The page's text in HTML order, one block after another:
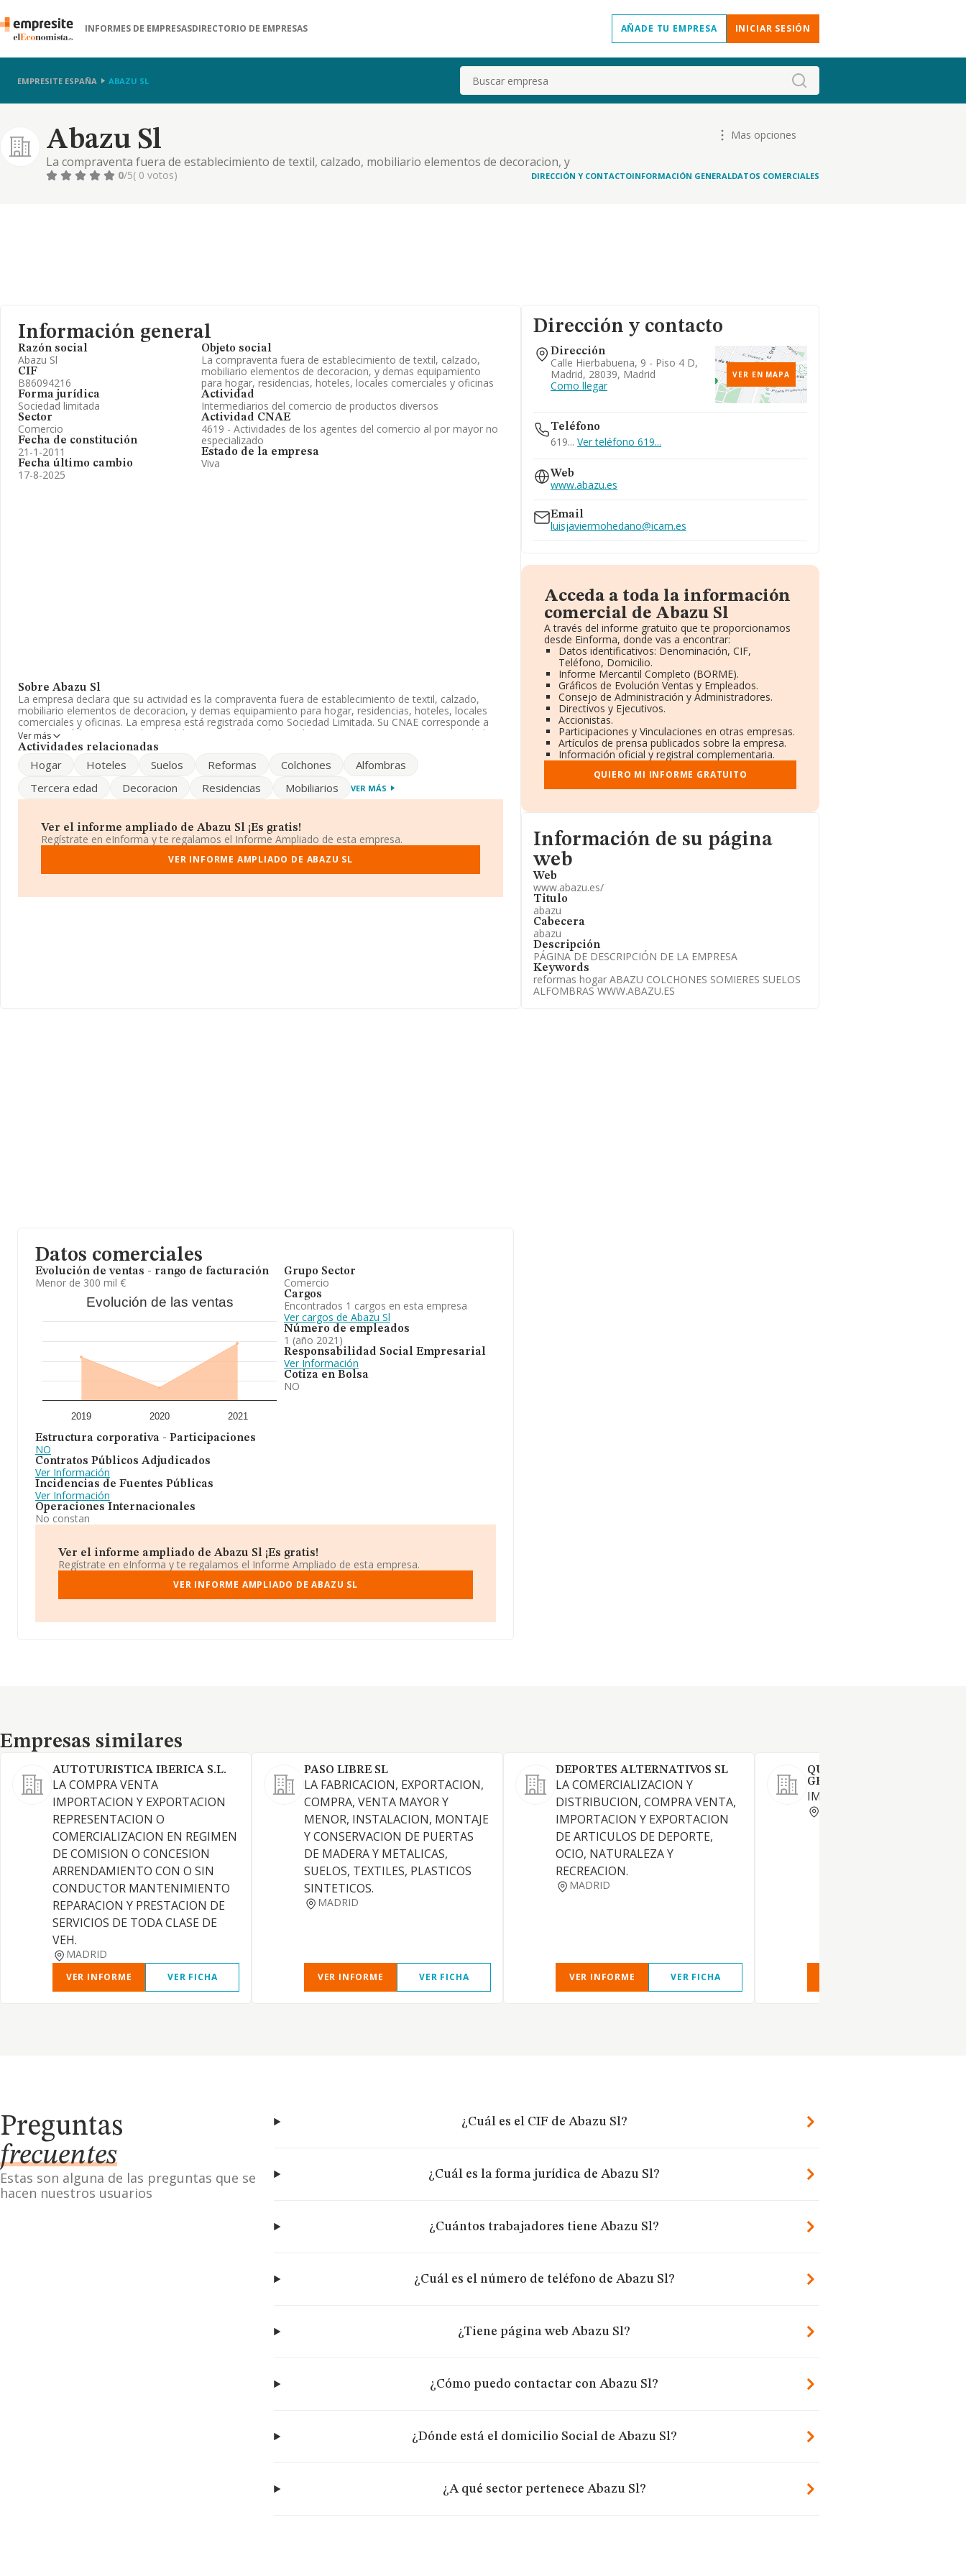
INFORMES DE EMPRESASDIRECTORIO DE EMPRESAS AÑADE TU EMPRESA INICIAR SESIÓN
EMPRESITE ESPAÑA ABAZU SL Buscar
Abazu Sl
La compraventa fuera de establecimiento de textil, calzado, mobiliario elementos de decoracion, y
demas equipamiento para hogar, residencias, hoteles, locales comerciales y oficinas
Mas opciones
0/5( 0 votos) DIRECCIÓN Y CONTACTOINFORMACIÓN GENERALDATOS COMERCIALES
Información general
Razón social
Abazu Sl
CIF
B86094216
Forma jurídica
Sociedad limitada
Sector
Comercio
Fecha de constitución
21-1-2011
Fecha último cambio
17-8-2025
Objeto social
La compraventa fuera de establecimiento de textil, calzado,
mobiliario elementos de decoracion, y demas equipamiento
para hogar, residencias, hoteles, locales comerciales y oficinas
Actividad
Intermediarios del comercio de productos diversos
Actividad CNAE
4619 - Actividades de los agentes del comercio al por mayor no
especializado
Estado de la empresa
Viva
Sobre Abazu Sl
La empresa declara que su actividad es la compraventa fuera de establecimiento de textil, calzado,
mobiliario elementos de decoracion, y demas equipamiento para hogar, residencias, hoteles, locales
comerciales y oficinas. La empresa está registrada como Sociedad Limitada. Su CNAE corresponde a
4619 con código 'Intermediarios del comercio de productos diversos'. La empresa no tiene actividad en
mercados exteriores.
Atendiendo a los datos disponibles en INFORMA, el número de empleados de la compañía ha estado
Su email esluisjaviermohedano@icam.es. Para saber más puedes acceder a su página web en este
La compañíaAbazu S.L, con NIF B86094216, tiene domicilio fiscal en Calle Hierbabuena núm. 9 Piso 4
D, (28039), en el municipio de Madrid, Madrid.
En base a la información de la que dispone INFORMA sobre 35.522 compañías, la facturación en el
todas las compañías asciende a los 420 mil euros. Respecto a la información de la provincia (hablamos
Ver más
Actividades relacionadas
Hogar Hoteles Suelos Reformas Colchones
Alfombras
Tercera edad
Decoracion Residencias Mobiliarios VER MÁS
Ver el informe ampliado de Abazu Sl ¡Es gratis!
Regístrate en eInforma y te regalamos el Informe Ampliado de esta empresa.
VER INFORME AMPLIADO DE ABAZU SL
Dirección y contacto
Dirección
Calle Hierbabuena, 9 - Piso 4 D,
Madrid, 28039, Madrid
Como llegar
VER EN MAPA
Teléfono
619...Ver teléfono 619...
Web
www.abazu.es
Email
luisjaviermohedano@icam.es
Acceda a toda la información
comercial de Abazu Sl
A través del informe gratuito que te proporcionamos
desde Einforma, donde vas a encontrar:
Datos identificativos: Denominación, CIF,
Teléfono, Domicilio.
Informe Mercantil Completo (BORME).
Gráficos de Evolución Ventas y Empleados.
Consejo de Administración y Administradores.
Directivos y Ejecutivos.
Accionistas.
Participaciones y Vinculaciones en otras empresas.
Artículos de prensa publicados sobre la empresa.
Información oficial y registral complementaria.
QUIERO MI INFORME GRATUITO
Informacion de su página web
Información de su página
web
Web
www.abazu.es/
Titulo
abazu
Cabecera
abazu
Descripción
PÁGINA DE DESCRIPCIÓN DE LA EMPRESA
Keywords
reformas hogar ABAZU COLCHONES SOMIERES SUELOS
ALFOMBRAS WWW.ABAZU.ES
Datos comerciales
Evolución de ventas - rango de facturación
Menor de 300 mil €
Evolución de las ventas
2019 2020 2021
Estructura corporativa - Participaciones
NO
Contratos Públicos Adjudicados
Ver Información
Incidencias de Fuentes Públicas
Ver Información
Operaciones Internacionales
No constan
Grupo Sector
Comercio
Cargos
Encontrados 1 cargos en esta empresa
Ver cargos de Abazu Sl
Número de empleados
1 (año 2021)
Responsabilidad Social Empresarial
Ver Información
Cotiza en Bolsa
NO
Ver el informe ampliado de Abazu Sl ¡Es gratis!
Regístrate en eInforma y te regalamos el Informe Ampliado de esta empresa.
VER INFORME AMPLIADO DE ABAZU SL
Empresas similares
Empresas similares
AUTOTURISTICA IBERICA S.L.
LA COMPRA VENTA
IMPORTACION Y EXPORTACION
REPRESENTACION O
COMERCIALIZACION EN REGIMEN
DE COMISION O CONCESION
ARRENDAMIENTO CON O SIN
CONDUCTOR MANTENIMIENTO
REPARACION Y PRESTACION DE
SERVICIOS DE TODA CLASE DE
VEH.
MADRID
VER INFORME VER FICHA
PASO LIBRE SL
LA FABRICACION, EXPORTACION,
COMPRA, VENTA MAYOR Y
MENOR, INSTALACION, MONTAJE
Y CONSERVACION DE PUERTAS
DE MADERA Y METALICAS,
SUELOS, TEXTILES, PLASTICOS
SINTETICOS.
MADRID
VER INFORME VER FICHA
DEPORTES ALTERNATIVOS SL
LA COMERCIALIZACION Y
DISTRIBUCION, COMPRA VENTA,
IMPORTACION Y EXPORTACION
DE ARTICULOS DE DEPORTE,
OCIO, NATURALEZA Y
RECREACION.
MADRID
VER INFORME VER FICHA
QUIMILABOR
GENERALES SL
IMPORTACION DE PILAS
Preguntas
frecuentes
Estas son alguna de las preguntas que se
hacen nuestros usuarios
¿Cuál es el CIF de Abazu Sl?
¿Cuál es la forma jurídica de Abazu Sl?
¿Cuántos trabajadores tiene Abazu Sl?
¿Cuál es el número de teléfono de Abazu Sl?
¿Tiene página web Abazu Sl?
¿Cómo puedo contactar con Abazu Sl?
¿Dónde está el domicilio Social de Abazu Sl?
¿A qué sector pertenece Abazu Sl?